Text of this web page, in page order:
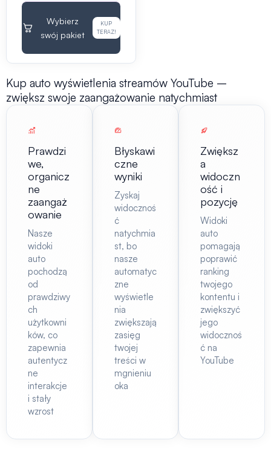
Wybierz
swój pakiet
KUP
TERAZ!
Kup auto wyświetlenia streamów YouTube –
zwiększ swoje zaangażowanie natychmiast
Prawdzi
we,
organicz
ne
zaangaż
owanie
Nasze
widoki
auto
pochodzą
od
prawdziwy
ch
użytkowni
ków, co
zapewnia
autentycz
ne
interakcje
i stały
wzrost
Błyskawi
czne
wyniki
Zyskaj
widocznoś
ć
natychmia
st, bo
nasze
automatyc
zne
wyświetle
nia
zwiększają
zasięg
twojej
treści w
mgnieniu
oka
Zwiększ
a
widoczn
ość i
pozycję
Widoki
auto
pomagają
poprawić
ranking
twojego
kontentu i
zwiększyć
jego
widocznoś
ć na
YouTube